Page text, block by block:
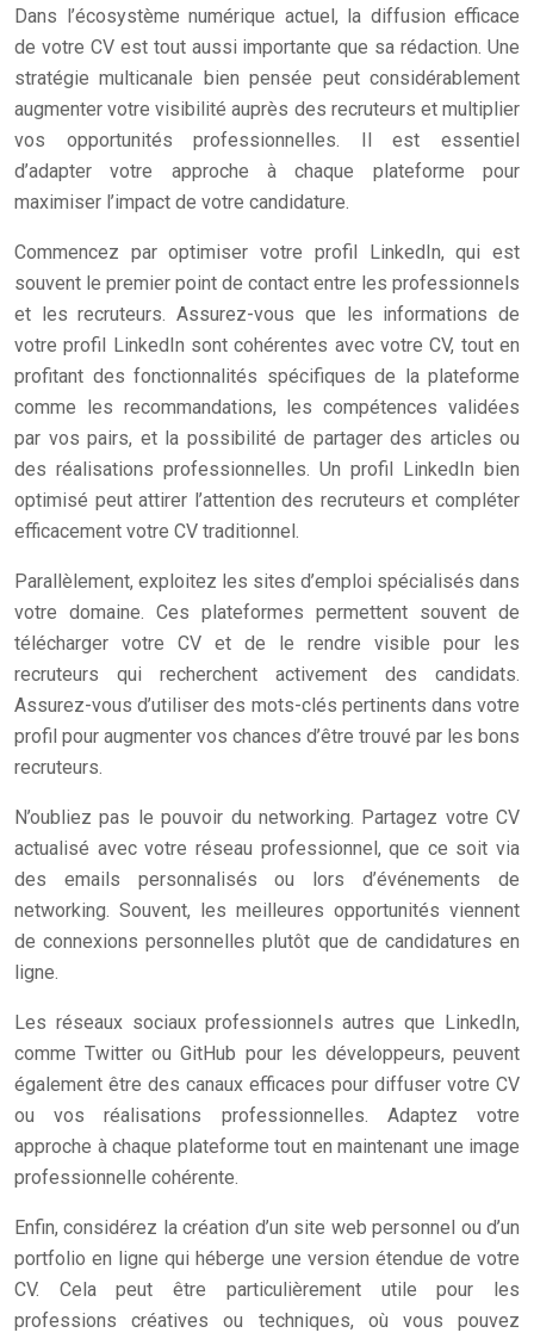
Dans l’écosystème numérique actuel, la diffusion efficace
de votre CV est tout aussi importante que sa rédaction. Une
stratégie multicanale bien pensée peut considérablement
augmenter votre visibilité auprès des recruteurs et multiplier
vos opportunités professionnelles. Il est essentiel
d’adapter votre approche à chaque plateforme pour
maximiser l’impact de votre candidature.
Commencez par optimiser votre profil LinkedIn, qui est
souvent le premier point de contact entre les professionnels
et les recruteurs. Assurez-vous que les informations de
votre profil LinkedIn sont cohérentes avec votre CV, tout en
profitant des fonctionnalités spécifiques de la plateforme
comme les recommandations, les compétences validées
par vos pairs, et la possibilité de partager des articles ou
des réalisations professionnelles. Un profil LinkedIn bien
optimisé peut attirer l’attention des recruteurs et compléter
efficacement votre CV traditionnel.
Parallèlement, exploitez les sites d’emploi spécialisés dans
votre domaine. Ces plateformes permettent souvent de
télécharger votre CV et de le rendre visible pour les
recruteurs qui recherchent activement des candidats.
Assurez-vous d’utiliser des mots-clés pertinents dans votre
profil pour augmenter vos chances d’être trouvé par les bons
recruteurs.
N’oubliez pas le pouvoir du networking. Partagez votre CV
actualisé avec votre réseau professionnel, que ce soit via
des emails personnalisés ou lors d’événements de
networking. Souvent, les meilleures opportunités viennent
de connexions personnelles plutôt que de candidatures en
ligne.
Les réseaux sociaux professionnels autres que LinkedIn,
comme Twitter ou GitHub pour les développeurs, peuvent
également être des canaux efficaces pour diffuser votre CV
ou vos réalisations professionnelles. Adaptez votre
approche à chaque plateforme tout en maintenant une image
professionnelle cohérente.
Enfin, considérez la création d’un site web personnel ou d’un
portfolio en ligne qui héberge une version étendue de votre
CV. Cela peut être particulièrement utile pour les
professions créatives ou techniques, où vous pouvez